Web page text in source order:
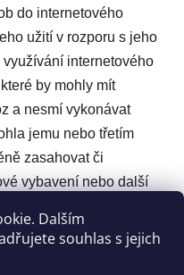
Dalším
souhlas s jejich
do internetového
užití v rozporu s jeho
internetového
by mohly mít
a nesmí vykonávat
jemu nebo třetím
zasahovat či
vybavení nebo další
vybavení
byl v rozporu s jeho